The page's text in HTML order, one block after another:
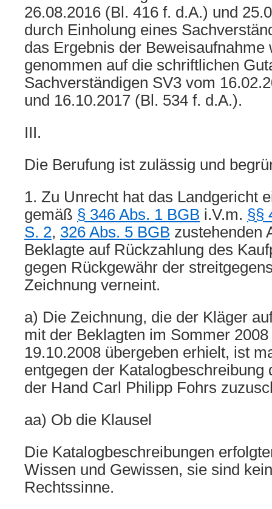
26.08.2016 (Bl. 416 f. d.A.) und
durch Einholung eines
das Ergebnis der Beweisaufnahme
genommen auf die schriftlichen
Sachverständigen SV3 vom
und 16.10.2017 (Bl. 534 f. d.A.).
III.
Die Berufung ist zulässig und
1. Zu Unrecht hat das Landgericht
gemäß § 346 Abs. 1 BGB i.V.m. §§
S. 2, 326 Abs. 5 BGB zustehenden
Beklagte auf Rückzahlung des
gegen Rückgewähr der
Zeichnung verneint.
a) Die Zeichnung, die der Kläger
mit der Beklagten im Sommer
19.10.2008 übergeben erhielt, ist
entgegen der Katalogbeschreibung
der Hand Carl Philipp Fohrs
aa) Ob die Klausel
Die Katalogbeschreibungen
Wissen und Gewissen, sie sind
Rechtssinne.